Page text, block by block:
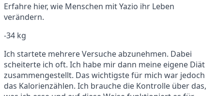
Erfahre hier, wie Menschen mit Yazio ihr Leben
verändern.
-34 kg
Ich startete mehrere Versuche abzunehmen. Dabei
scheiterte ich oft. Ich habe mir dann meine eigene Diät
zusammengestellt. Das wichtigste für mich war jedoch
das Kalorienzählen. Ich brauche die Kontrolle über das,